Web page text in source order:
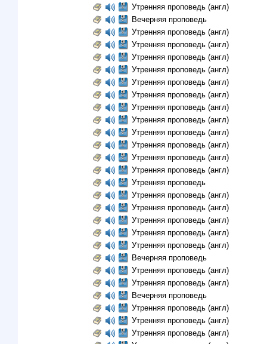
Утренняя проповедь (англ)
Вечерняя проповедь
Утренняя проповедь (англ)
Утренняя проповедь (англ)
Утренняя проповедь (англ)
Утренняя проповедь (англ)
Утренняя проповедь (англ)
Утренняя проповедь (англ)
Утренняя проповедь (англ)
Утренняя проповедь (англ)
Утренняя проповедь (англ)
Утренняя проповедь (англ)
Утренняя проповедь (англ)
Утренняя проповедь (англ)
Утренняя проповедь
Утренняя проповедь (англ)
Утренняя проповедь (англ)
Утренняя проповедь (англ)
Утренняя проповедь (англ)
Утренняя проповедь (англ)
Вечерняя проповедь
Утренняя проповедь (англ)
Утренняя проповедь (англ)
Вечерняя проповедь
Утренняя проповедь (англ)
Утренняя проповедь (англ)
Утренняя проповедь (англ)